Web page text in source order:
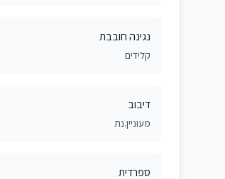
נגינה חובבת
קלידים
דיבוב
מעוניין.נת
ספרדית